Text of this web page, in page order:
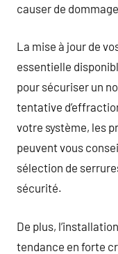
causer de
La mise à jour de
essentielle
pour sécuriser un
tentative
votre système, les
peuvent vous
sélection de
sécurité.
De plus,
tendance en forte